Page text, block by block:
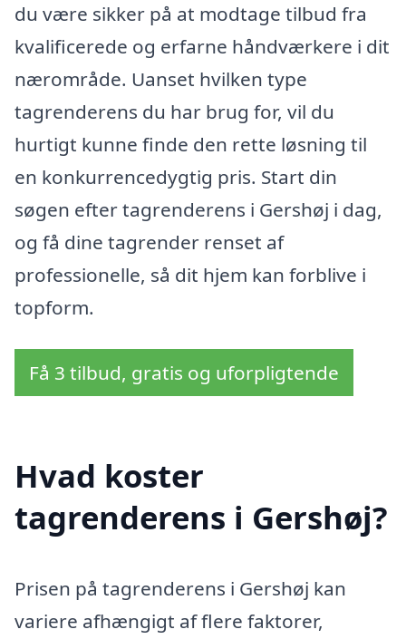
du være sikker på at modtage tilbud fra
kvalificerede og erfarne håndværkere i dit
nærområde. Uanset hvilken type
tagrenderens du har brug for, vil du
hurtigt kunne finde den rette løsning til
en konkurrencedygtig pris. Start din
søgen efter tagrenderens i Gershøj i dag,
og få dine tagrender renset af
professionelle, så dit hjem kan forblive i
topform.
Få 3 tilbud, gratis og uforpligtende
Hvad koster
tagrenderens i Gershøj?
Prisen på tagrenderens i Gershøj kan
variere afhængigt af flere faktorer,